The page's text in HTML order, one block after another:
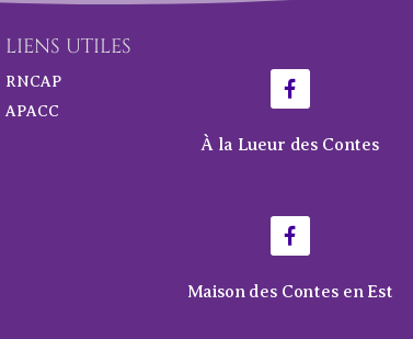
LIENS UTILES
RNCAP
APACC
À la Lueur des Contes
Maison des Contes en Est